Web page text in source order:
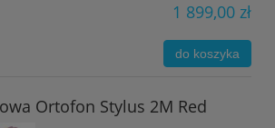
1 899,00 zł
do koszyka
Ortofon Stylus 2M Red